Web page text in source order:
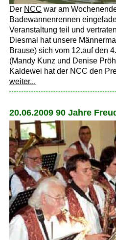
Der NCC war am
Badewannenrennen
Veranstaltung teil und
Diesmal hat unsere
Brause) sich vom 12.auf den
(Mandy Kunz und Denise
Kaldewei hat der NCC den
weiter...
20.06.2009 90 Jahre